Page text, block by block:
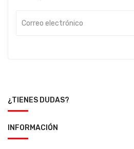
¿TIENES DUDAS?
INFORMACIÓN